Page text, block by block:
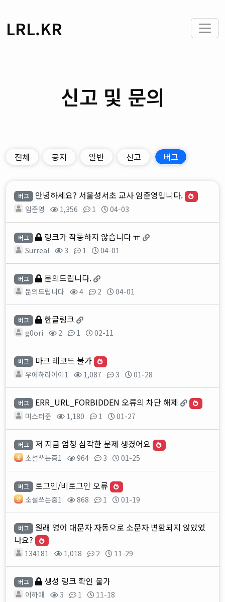
LRL.KR
신고 및 문의
전체 공지 일반 신고 버그
버그 안녕하세요? 서울성서초 교사 임준영입니다.
임준영 1,356 1 04-03
버그 링크가 작동하지 않습니다 ㅠ
Surreal 3 1 04-01
버그 문의드립니다.
문의드립니다 4 2 04-01
버그 한글링크
g0ori 2 1 02-11
버그 마크 레코드 불가
우에하라아이1 1,087 3 01-28
버그 ERR_URL_FORBIDDEN 오류의 차단 해제
미스터쥰 1,180 1 01-27
버그 저 지금 엄청 심각한 문제 생겼어요
소설쓰는중1 964 3 01-25
버그 로그인/비로그인 오류
소설쓰는중1 868 1 01-19
버그
원래 영어 대문자 자동으로 소문자 변환되지 않았었
나요?
134181 1,018 2 11-29
버그 생성 링크 확인 불가
이하애 3 1 11-18